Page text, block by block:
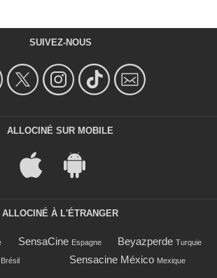
SUIVEZ-NOUS
ALLOCINÉ SUR MOBILE
ALLOCINÉ À L'ÉTRANGER
SensaCine Espagne Beyazperde Turquie
Brésil Sensacine México Mexique